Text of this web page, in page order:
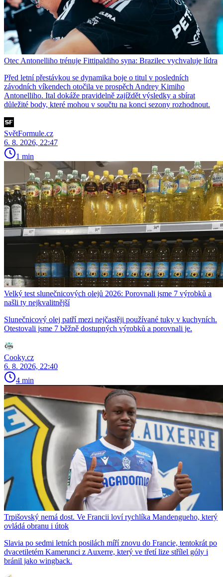
Otec Antonelliho trénuje Fittipaldiho syna: Brazilec vychvaluje lídra
Před letní přestávkou se dynamika boje o titul v posledních
závodních víkendech otočila ve prospěch Andrey Kimiho
Antonelliho. Ital dokáže pravidelně zajíždět výsledky a sbírat
důležité body, které mohou v součtu na konci sezony rozhodnout.
SvětFormule.cz
6. 8. 2026, 22:47
1 min
Velký test slunečnicových olejů 2026: Porovnali jsme 7 výrobků a
našli ty nejkvalitnější
Slunečnicový olej patří mezi nejčastěji používané tuky v kuchyních.
Otestovali jsme 7 běžně dostupných výrobků a porovnali je.
Cooky.cz
6. 8. 2026, 22:40
4 min
Trpišovský nemá dost. Ve Francii loví rychlíka Mandengueho, který
ovládá obranu i útok
Slavia po sedmi letních posilách míří znovu do Francie, tentokrát po
dvacetiletém Kamerunci z Auxerre, který ve třetí lize střílel góly i
bránil jako wingback.